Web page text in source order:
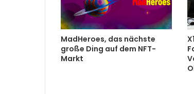
MadHeroes, das nächste
große Ding auf dem NFT-
Markt